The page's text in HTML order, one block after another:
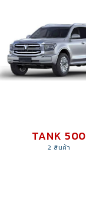
TANK 500
2 สินค้า